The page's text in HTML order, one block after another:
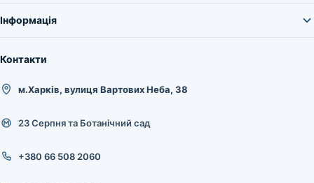
Інформація
Контакти
м.Харків, вулиця Вартових Неба, 38
23 Серпня та Ботанічний сад
+380 66 508 2060